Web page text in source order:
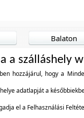
Balaton
a szálláshely
hozzájárul, hogy a
adatlapját a
el a Felhasználási